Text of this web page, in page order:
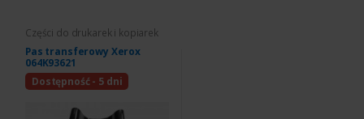
Części do drukarek i kopiarek
Pas transferowy Xerox
064K93621
Dostępność - 5 dni